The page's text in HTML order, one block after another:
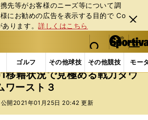
先等がお客様のニーズ等について調
にお勧めの広告を表⽰する⽬的で Co
あります。詳しくはこちら
閉じ
る
web Sportiva (webスポルティーバ)
検索
マイペ
ー
ジ
メニュ
ゴルフ その他球技 その他競技 モー
一覧 Jリーグ他 Jリーグ 主力が
移籍状況で見極める戦力ダウ
ワースト３
開 2021年01月25日 20:42 更新